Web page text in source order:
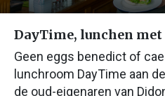
DayTime, lunchen
Geen eggs benedict of
lunchroom DayTime aan
de oud-eigenaren van